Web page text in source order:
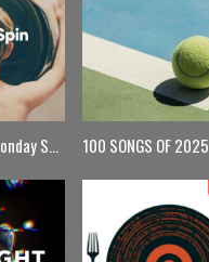
【月曜更新】Monday Spin 100 SONGS OF 2025